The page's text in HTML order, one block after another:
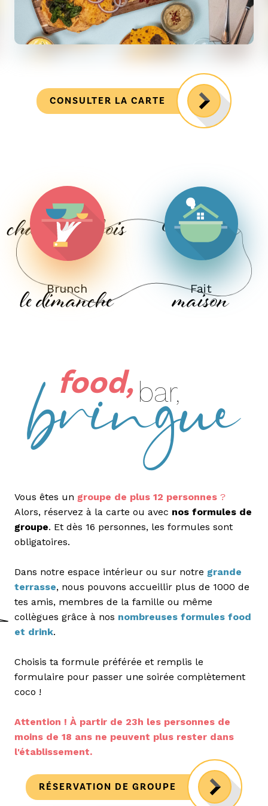
CONSULTER LA CARTE
Cuisson au
Brunch
charbon de bois
le dimanche
Cocktail
Fait
Maison
maison
food, bar,
bringue
Vous êtes un groupe de plus 12 personnes ?
Alors, réservez à la carte ou avec nos formules de
groupe. Et dès 16 personnes, les formules sont
obligatoires.
Dans notre espace intérieur ou sur notre grande
terrasse, nous pouvons accueillir plus de 1000 de
tes amis, membres de la famille ou même
collègues grâce à nos nombreuses formules food
et drink.
Choisis ta formule préférée et remplis le
formulaire pour passer une soirée complètement
coco !
Attention ! À partir de 23h les personnes de
moins de 18 ans ne peuvent plus rester dans
l'établissement.
RÉSERVATION DE GROUPE